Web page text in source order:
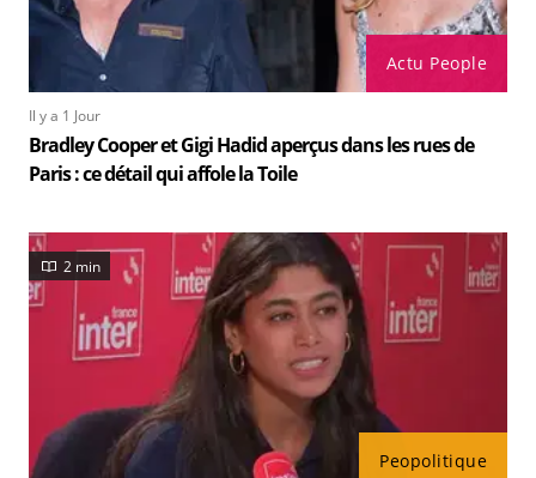
Actu People
Il y a 1 Jour
Bradley Cooper et Gigi Hadid aperçus dans les rues de
Paris : ce détail qui affole la Toile
Peopolitique
2 min